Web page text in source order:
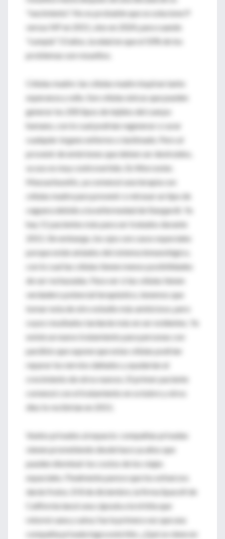
"nacimiento". No es probable que se solucione P
versus NP en 2011, sino en 2024, para cuando
"cumpla" 53 años, la edad en que el 50% de los
problemas son resueltos.
Células madre: las células madre inspiran tanto
esperanza y odio. Son células únicas que pueden
generar los 200 tipos de tejidos del cuerpo
humano, con lo cual podrían regenerar o curar
cualquier órgano enfermo o lastimado. Pero al
provenir de embriones que deben ser destruidos,
su uso es muy controvertido. En Worcester,
Massachusetts, ya comenzó una terapia con
células madre para prevenir o retrasar un tipo de
ceguera debido a la enfermedad de Stargardt. Ya
hay 11 pacientes más para ser tratados durante
2011. Sin embargo, los ojos son casos especiales
porque están aislados del sistema inmunológico,
con lo cual las células tienen menos posibilidades
de ser rechazadas. Para ver si las células tienen
verdadero potencial terapéutico, tenemos que
tomar nota de otro estudio más ambicioso, pero
cuyos resultados tardarán más en ser evidentes. Ya
existe un nuevo tratamiento para personas con
parálisis que supone que estas células podrían
reparar los nervios dañados y ayudarían al
crecimiento de otros nuevos. El primer paciente
comenzó con el tratamiento en octubre y otros
diez lo recibirían en 2011.
Vuelos privados al espacio: compañías privadas
vienen prometiendo desde hace ya años que
pueden disminuir los costos de los viajes
espaciales. Finalmente parece que los esfuerzos
darán frutos. El 8 de diciembre, la firma SpaceX de
California lanzó una cápsula a la órbita que
retornó sana y salva; fue la primera vez que una
compañía privada logra este hito. ¿Qué se viene en